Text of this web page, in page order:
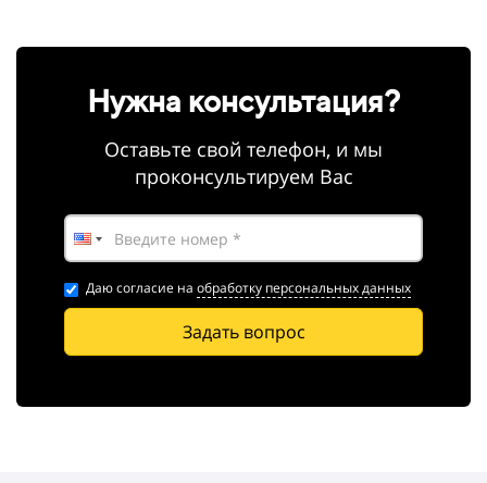
Нужна консультация?
Оставьте свой телефон, и мы
проконсультируем Вас
Даю согласие на обработку персональных данных
Задать вопрос